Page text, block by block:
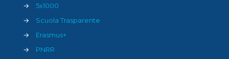
→
5x1000
→
Scuola Trasparente
→
Erasmus+
→
PNRR